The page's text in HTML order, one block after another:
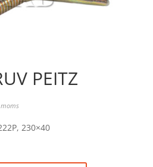
PEITZ
230×40